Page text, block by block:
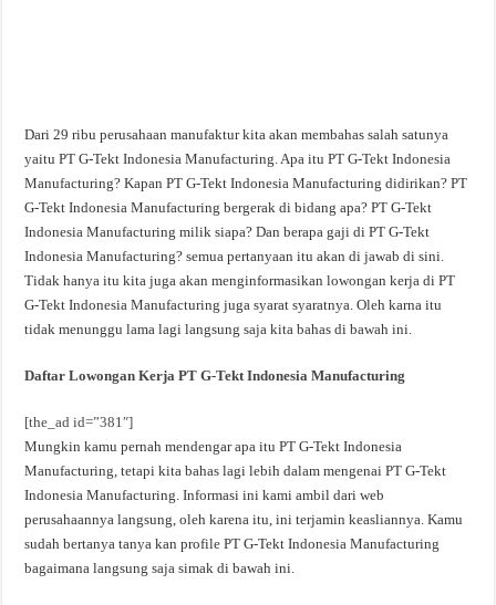
Dari 29 ribu perusahaan manufaktur kita akan membahas salah satunya
yaitu PT G-Tekt Indonesia Manufacturing. Apa itu PT G-Tekt Indonesia
Manufacturing? Kapan PT G-Tekt Indonesia Manufacturing didirikan? PT
G-Tekt Indonesia Manufacturing bergerak di bidang apa? PT G-Tekt
Indonesia Manufacturing milik siapa? Dan berapa gaji di PT G-Tekt
Indonesia Manufacturing? semua pertanyaan itu akan di jawab di sini.
Tidak hanya itu kita juga akan menginformasikan lowongan kerja di PT
G-Tekt Indonesia Manufacturing juga syarat syaratnya. Oleh karna itu
tidak menunggu lama lagi langsung saja kita bahas di bawah ini.
Daftar Lowongan Kerja PT G-Tekt Indonesia Manufacturing
[the_ad id=”381″]
Mungkin kamu pernah mendengar apa itu PT G-Tekt Indonesia
Manufacturing, tetapi kita bahas lagi lebih dalam mengenai PT G-Tekt
Indonesia Manufacturing. Informasi ini kami ambil dari web
perusahaannya langsung, oleh karena itu, ini terjamin keasliannya. Kamu
sudah bertanya tanya kan profile PT G-Tekt Indonesia Manufacturing
bagaimana langsung saja simak di bawah ini.